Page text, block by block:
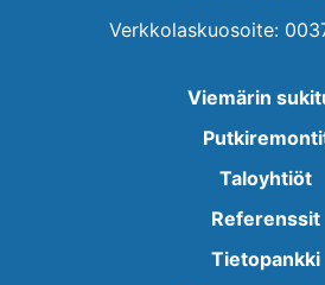
Verkkolaskuosoite:
Viemärin
Taloyhtiöt
Referenssit
Tietopankki